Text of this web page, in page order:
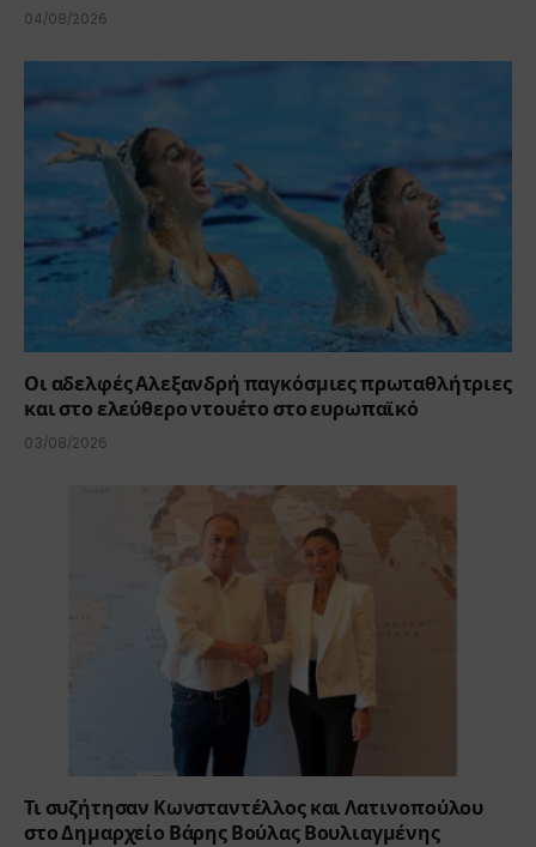
04/08/2026
Οι αδελφές Αλεξανδρή παγκόσμιες πρωταθλήτριες
και στο ελεύθερο ντουέτο στο ευρωπαϊκό
03/08/2026
Τι συζήτησαν Κωνσταντέλλος και Λατινοπούλου
στο Δημαρχείο Βάρης Βούλας Βουλιαγμένης